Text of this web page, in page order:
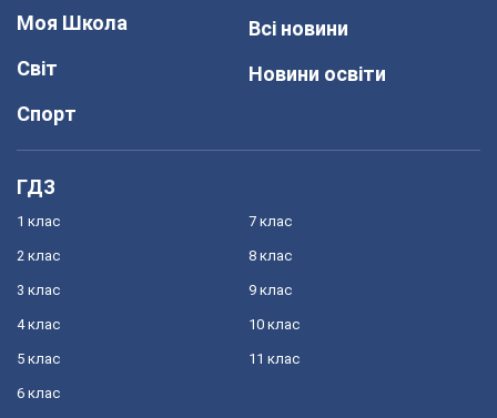
Моя Школа
Світ
Спорт
Всі новини
Новини освіти
ГДЗ
1 клас
2 клас
3 клас
4 клас
5 клас
6 клас
7 клас
8 клас
9 клас
10 клас
11 клас